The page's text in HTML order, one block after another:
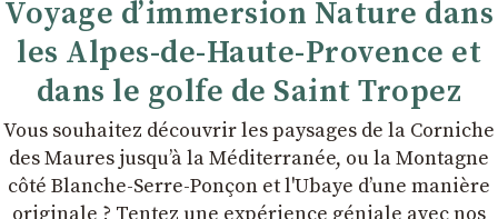
Voyage d’immersion Nature dans
les Alpes-de-Haute-Provence et
dans le golfe de Saint Tropez
Vous souhaitez découvrir les paysages de la Corniche
des Maures jusqu’à la Méditerranée, ou la Montagne
côté Blanche-Serre-Ponçon et l'Ubaye dʼune manière